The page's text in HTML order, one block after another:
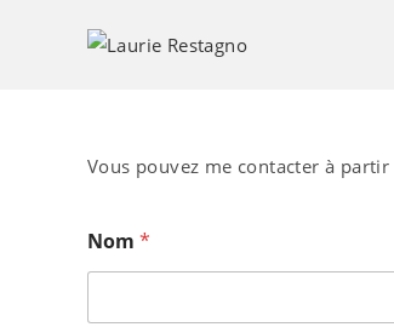
Vous pouvez me contacter à
Nom *